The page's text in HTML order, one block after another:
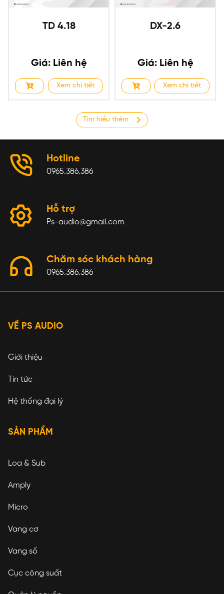
TD 4.18
Giá: Liên hệ
Xem chi tiết
DX-2.6
Giá: Liên hệ
Xem chi tiết
Tìm hiểu thêm
Hotline
0965.386.386
Hỗ trợ
Ps-audio@gmail.com
Chăm sóc khách hàng
0965.386.386
VỀ PS AUDIO
Giới thiệu
Tin tức
Hệ thống đại lý
SẢN PHẨM
Loa & Sub
Amply
Micro
Vang cơ
Vang số
Cục công suất